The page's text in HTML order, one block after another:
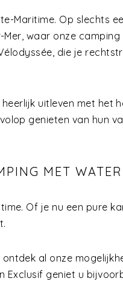
Maritime. Op slechts
waar onze
die je
uitleven met het
genieten van hun
MET
Of je nu een pure
al onze
Exclusif geniet u